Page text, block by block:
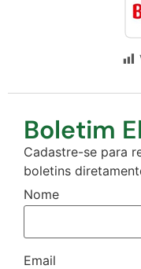
Boletim
Cadastre-se para
boletins
Nome
Email